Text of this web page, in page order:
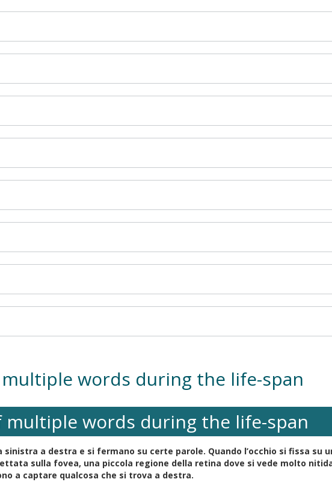
words during the life-span
multiple words during the life-span
a destra e si fermano su certe parole. Quando l’occhio si fissa su
sulla fovea, una piccola regione della retina dove si vede molto
a captare qualcosa che si trova a destra.